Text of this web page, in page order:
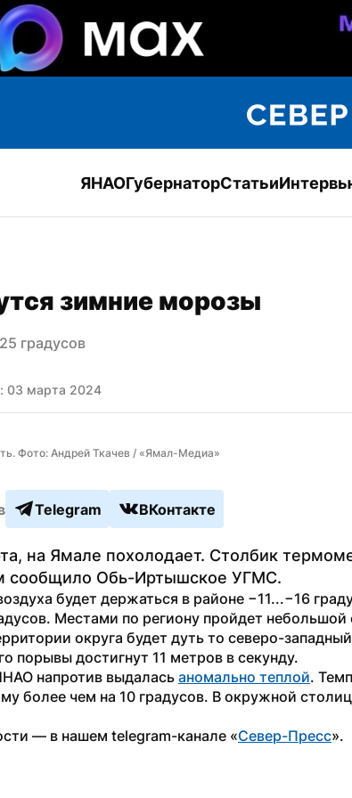
ЯНАОГубернаторСтатьи
зимние морозы
градусов
03 марта 2024
Фото: Андрей Ткачев / «Ямал-Медиа»
Telegram ВКонтакте
на Ямале похолодает. Столбик
сообщило Обь-Иртышское УГМС.
будет держаться в районе −11...−16
Местами по региону пройдет небольшой
округа будет дуть то северо-
порывы достигнут 11 метров в секунду.
напротив выдалась аномально теплой.
более чем на 10 градусов. В окружной
— в нашем telegram-канале «Север-Пресс».